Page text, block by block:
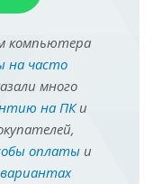
компьютера
на часто
много
на ПКи
оплатыи